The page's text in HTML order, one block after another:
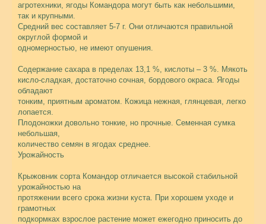
агротехники, ягоды Командора могут быть как небольшими,
так и крупными.
Средний вес составляет 5-7 г. Они отличаются правильной
округлой формой и
одномерностью, не имеют опушения.
Содержание сахара в пределах 13,1 %, кислоты – 3 %. Мякоть
кисло-сладкая, достаточно сочная, бордового окраса. Ягоды
обладают
тонким, приятным ароматом. Кожица нежная, глянцевая, легко
лопается.
Плодоножки довольно тонкие, но прочные. Семенная сумка
небольшая,
количество семян в ягодах среднее.
Урожайность
Крыжовник сорта Командор отличается высокой стабильной
урожайностью на
протяжении всего срока жизни куста. При хорошем уходе и
грамотных
подкормках взрослое растение может ежегодно приносить до